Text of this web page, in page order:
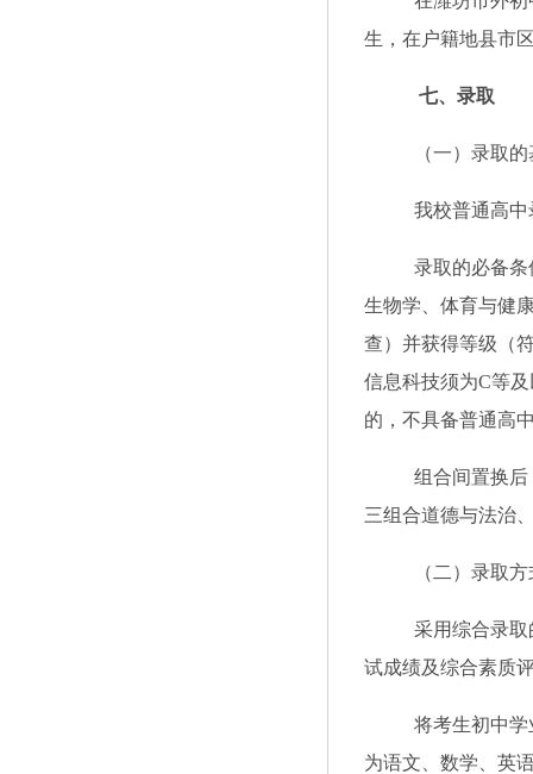
生，在户籍地县市
七、录取
（一）录取
我校普通高
录取的必备
生物学 、体育与健
查）并获得等级（
信息科技须为C等
的，不具备普通高
组合间置换后
三组合道德与法治
（二）录取
采用综合录
试成绩及综合素质
将考生初中
为语文、数学、英